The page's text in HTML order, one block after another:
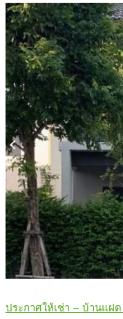
ประกาศให้เช่า – บ้านแฝ